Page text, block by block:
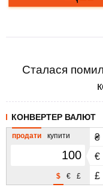
Сталася
КОНВЕРТЕР ВАЛЮТ
продати купити
£
€
$
₴
€
£